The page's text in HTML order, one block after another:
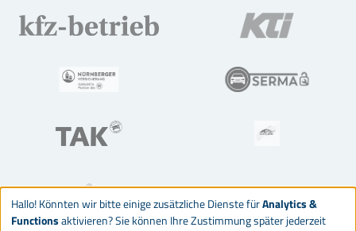
Hallo! Könnten wir bitte einige zusätzliche Dienste fürAnalytics &
Functionsaktivieren? Sie können Ihre Zustimmung später jederzeit